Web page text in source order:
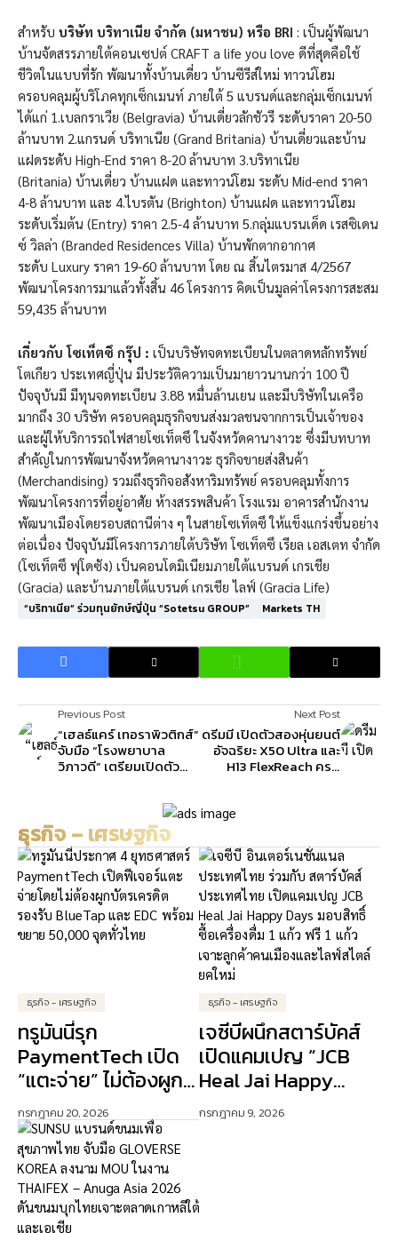
สำหรับ บริษัท บริทาเนีย จำกัด (มหาชน) หรือ BRI : เป็นผู้พัฒนา
บ้านจัดสรรภายใต้คอนเซปต์ CRAFT a life you love ดีที่สุดคือใช้
ชีวิตในแบบที่รัก พัฒนาทั้งบ้านเดี่ยว บ้านซีรีส์ใหม่ ทาวน์โฮม
ครอบคลุมผู้บริโภคทุกเซ็กเมนท์ ภายใต้ 5 แบรนด์และกลุ่มเซ็กเมนท์
ได้แก่ 1.เบลกราเวีย (Belgravia) บ้านเดี่ยวลักชัวรี ระดับราคา 20-50
ล้านบาท 2.แกรนด์ บริทาเนีย (Grand Britania) บ้านเดี่ยวและบ้าน
แฝดระดับ High-End ราคา 8-20 ล้านบาท 3.บริทาเนีย
(Britania) บ้านเดี่ยว บ้านแฝด และทาวน์โฮม ระดับ Mid-end ราคา
4-8 ล้านบาท และ 4.ไบรตัน (Brighton) บ้านแฝด และทาวน์โฮม
ระดับเริ่มต้น (Entry) ราคา 2.5-4 ล้านบาท 5.กลุ่มแบรนเด็ด เรสซิเดน
ซ์ วิลล่า (Branded Residences Villa) บ้านพักตากอากาศ
ระดับ Luxury ราคา 19-60 ล้านบาท โดย ณ สิ้นไตรมาส 4/2567
พัฒนาโครงการมาแล้วทั้งสิ้น 46 โครงการ คิดเป็นมูลค่าโครงการสะสม
59,435 ล้านบาท
เกี่ยวกับ โซเท็ตซึ กรุ๊ป : เป็นบริษัทจดทะเบียนในตลาดหลักทรัพย์
โตเกียว ประเทศญี่ปุ่น มีประวัติความเป็นมายาวนานกว่า 100 ปี
ปัจจุบันมี มีทุนจดทะเบียน 3.88 หมื่นล้านเยน และมีบริษัทในเครือ
มากถึง 30 บริษัท ครอบคลุมธุรกิจขนส่งมวลชนจากการเป็นเจ้าของ
และผู้ให้บริการรถไฟสายโซเท็ตซึ ในจังหวัดคานางาวะ ซึ่งมีบทบาท
สำคัญในการพัฒนาจังหวัดคานางาวะ ธุรกิจขายส่งสินค้า
(Merchandising) รวมถึงธุรกิจอสังหาริมทรัพย์ ครอบคลุมทั้งการ
พัฒนาโครงการที่อยู่อาศัย ห้างสรรพสินค้า โรงแรม อาคารสำนักงาน
พัฒนาเมืองโดยรอบสถานีต่าง ๆ ในสายโซเท็ตซึ ให้แข็งแกร่งขึ้นอย่าง
ต่อเนื่อง ปัจจุบันมีโครงการภายใต้บริษัท โซเท็ตซึ เรียล เอสเตท จำกัด
(โซเท็ตซึ ฟุโดซัง) เป็นคอนโดมิเนียมภายใต้แบรนด์ เกรเชีย
(Gracia) และบ้านภายใต้แบรนด์ เกรเชีย ไลฟ์ (Gracia Life)
“บริทาเนีย” ร่วมทุนยักษ์ญี่ปุ่น “Sotetsu GROUP” Markets TH
Previous Post
“เฮลธ์แคร์ เทอราพิวติกส์”
จับมือ “โรงพยาบาล
วิภาวดี” เตรียมเปิดตัว
ด้วยเทคโนโลยีขั้นสูง
Leksell Gamma Knife
แห่งเดียวในไทย
Next Post
ดรีมมี เปิดตัวสองหุ่นยนต์
อัจฉริยะ X50 Ultra และ
H13 FlexReach ครบ
ธุรกิจ – เศรษฐกิจ
ธุรกิจ - เศรษฐกิจ
ทรูมันนี่รุก
PaymentTech เปิด
“แตะจ่าย” ไม่ต้องผูก
บัตรเครดิต ปักธง AI
ขับเคลื่อนการเงิน
ดิจิทัล
กรกฎาคม 20, 2026
ธุรกิจ - เศรษฐกิจ
เจซีบีผนึกสตาร์บัคส์
เปิดแคมเปญ “JCB
Heal Jai Happy
Days” ดัน Lifestyle
Experience เจาะ
กรกฎาคม 9, 2026